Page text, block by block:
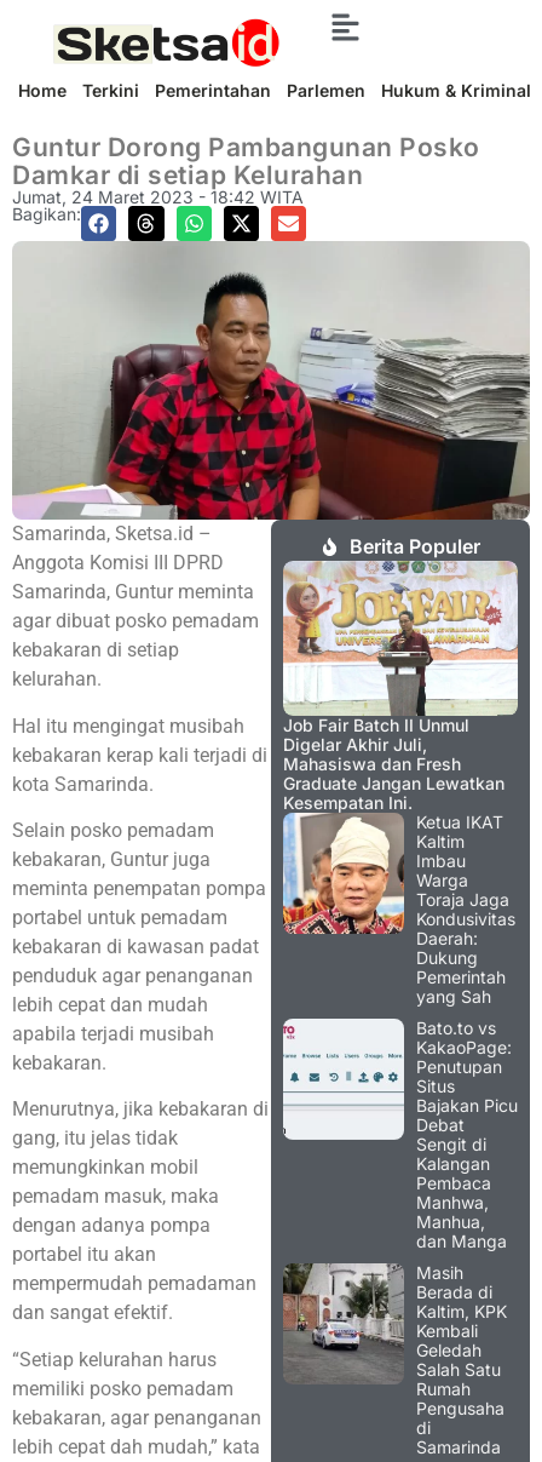
Home Terkini Pemerintahan Parlemen Hukum & Kriminal
Guntur Dorong Pambangunan Posko
Damkar di setiap Kelurahan
Jumat, 24 Maret 2023 - 18:42 WITA
Bagikan:
Samarinda, Sketsa.id –
Anggota Komisi III DPRD
Samarinda, Guntur meminta
agar dibuat posko pemadam
kebakaran di setiap
kelurahan.
Hal itu mengingat musibah
kebakaran kerap kali terjadi di
kota Samarinda.
Selain posko pemadam
kebakaran, Guntur juga
meminta penempatan pompa
portabel untuk pemadam
kebakaran di kawasan padat
penduduk agar penanganan
lebih cepat dan mudah
apabila terjadi musibah
kebakaran.
Menurutnya, jika kebakaran di
gang, itu jelas tidak
memungkinkan mobil
pemadam masuk, maka
dengan adanya pompa
portabel itu akan
mempermudah pemadaman
dan sangat efektif.
“Setiap kelurahan harus
memiliki posko pemadam
kebakaran, agar penanganan
lebih cepat dah mudah,” kata
Berita Populer
Job Fair Batch II Unmul
Digelar Akhir Juli,
Mahasiswa dan Fresh
Graduate Jangan Lewatkan
Kesempatan Ini.
Ketua IKAT
Kaltim
Imbau
Warga
Toraja Jaga
Kondusivitas
Daerah:
Dukung
Pemerintah
yang Sah
Bato.to vs
KakaoPage:
Penutupan
Situs
Bajakan Picu
Debat
Sengit di
Kalangan
Pembaca
Manhwa,
Manhua,
dan Manga
Masih
Berada di
Kaltim, KPK
Kembali
Geledah
Salah Satu
Rumah
Pengusaha
di
Samarinda